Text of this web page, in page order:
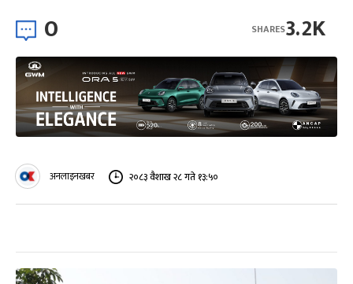
0 3.2K
SHARES
अनलाइनखबर २०८३ वैशाख २८ गते १३:५०